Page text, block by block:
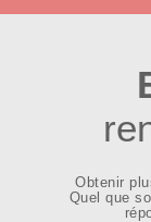
Obtenir
Quel que